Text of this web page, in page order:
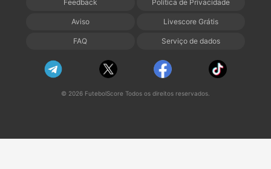
Feedback Política de Privacidade
Aviso Livescore Grátis
FAQ Serviço de dados
© 2026 FutebolScore Todos os direitos reservados.